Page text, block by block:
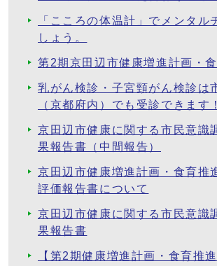
「こころの体温計」でメンタル
しょう。
第2期京田辺市健康増進計画・
乳がん検診・子宮頸がん検診は
（京都府内）でも受診できます！
京田辺市健康に関する市民意
果報告書（中間報告）
京田辺市健康増進計画・食育
評価報告書について
京田辺市健康に関する市民意
果報告書
【第2期健康増進計画・食育推